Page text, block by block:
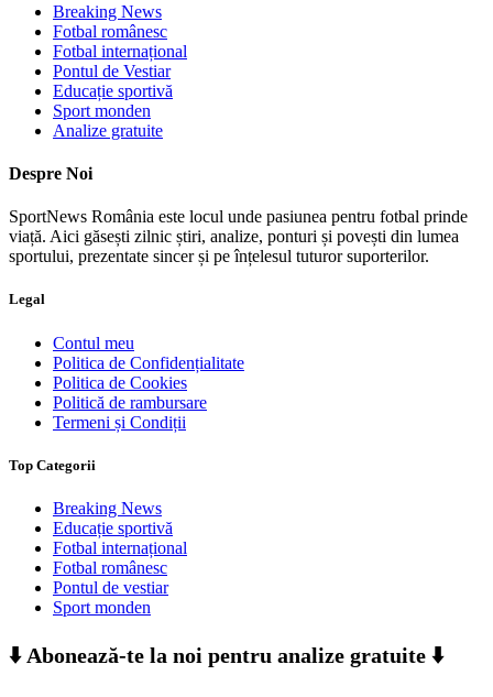
Breaking News
Fotbal românesc
Fotbal internațional
Pontul de Vestiar
Educație sportivă
Sport monden
Analize gratuite
Despre Noi
SportNews România este locul unde pasiunea pentru fotbal prinde
viață. Aici găsești zilnic știri, analize, ponturi și povești din lumea
sportului, prezentate sincer și pe înțelesul tuturor suporterilor.
Legal
Contul meu
Politica de Confidențialitate
Politica de Cookies
Politică de rambursare
Termeni și Condiții
Top Categorii
Breaking News
Educație sportivă
Fotbal internațional
Fotbal românesc
Pontul de vestiar
Sport monden
⬇️ Abonează-te la noi pentru analize gratuite ⬇️